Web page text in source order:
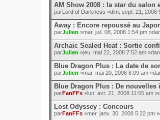
AM Show 2008 : la star du salon
parLord of Darkness »dim. sept. 21, 2008
Away : Encore repoussé au
parJulien »mar. juil. 08, 2008 1:54 pm
Archaic Sealed Heat : Sortie
parJulien »jeu. mai 22, 2008 7:52 am
Blue Dragon Plus : La date de
parJulien »mar. mai 20, 2008 8:09 am
Blue Dragon Plus : De nouvelles
parFanFFs »lun. avr. 21, 2008 11:55 am
Lost Odyssey : Concours
parFanFFs »mer. janv. 30, 2008 5:22 pm